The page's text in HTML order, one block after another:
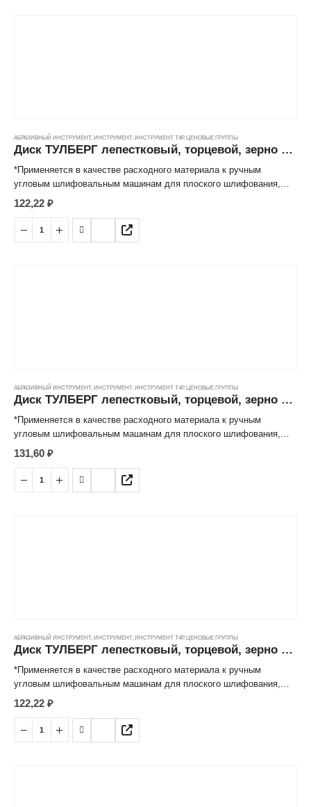
АБРАЗИВНЫЙ ИНСТРУМЕНТ, ИНСТРУМЕНТ, ИНСТРУМЕНТ Т4Р, ЦЕНОВЫЕ ГРУППЫ
Диск ТУЛБЕРГ лепестковый, торцевой, зерно 120 (115*22мм)
*Применяется в качестве расходного материала к ручным
угловым шлифовальным машинам для плоского шлифования,
обработки кромок, сварных швов деталей и конструкций из
различных марок сталей, цветных металлов, древесины,
пластиков.
*Лепестковая структура рабочей поверхности значительно
122,22 ₽
АБРАЗИВНЫЙ ИНСТРУМЕНТ, ИНСТРУМЕНТ, ИНСТРУМЕНТ Т4Р, ЦЕНОВЫЕ ГРУППЫ
Диск ТУЛБЕРГ лепестковый, торцевой, зерно 120 (125*22мм)
*Применяется в качестве расходного материала к ручным
угловым шлифовальным машинам для плоского шлифования,
обработки кромок, сварных швов деталей и конструкций из
различных марок сталей, цветных металлов, древесины,
пластиков.
*Лепестковая структура рабочей поверхности значительно
131,60 ₽
АБРАЗИВНЫЙ ИНСТРУМЕНТ, ИНСТРУМЕНТ, ИНСТРУМЕНТ Т4Р, ЦЕНОВЫЕ ГРУППЫ
Диск ТУЛБЕРГ лепестковый, торцевой, зерно 40 (115*22мм)
*Применяется в качестве расходного материала к ручным
угловым шлифовальным машинам для плоского шлифования,
обработки кромок, сварных швов деталей и конструкций из
различных марок сталей, цветных металлов, древесины,
пластиков.
*Лепестковая структура рабочей поверхности значительно
122,22 ₽